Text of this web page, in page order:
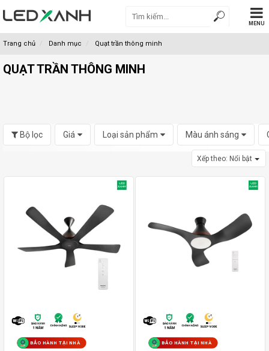
MENU
Trang chủ Danh mục Quạt trần thông minh
QUẠT TRẦN THÔNG MINH
Bộ lọc Giá Loại sản phẩm Màu ánh sáng
Xếp theo: Nổi bật
BẢO HÀNH TẠI NHÀ BẢO HÀNH TẠI NHÀ